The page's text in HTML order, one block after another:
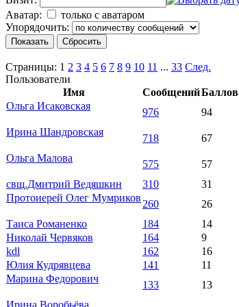
Аватар:
только с аватаром
Упорядочить:
Страницы: 1 2 3 4 5 6 7 8 9 10 11 ... 33 След.
Пользователи
Имя
СообщенийБаллов
Ольга Исаковская
976 94
Ирина Шандровская
718 67
Ольга Малова
575 57
свщ.Дмитрий Ведяшкин
310 31
Протоиерей Олег Мумриков
260 26
Таиса Романенко
184 14
Николай Червяков
164 9
kdl
162 16
Юлия Кудрявцева
141 11
Марина Федорович
133 13
Ирина Воробьёва